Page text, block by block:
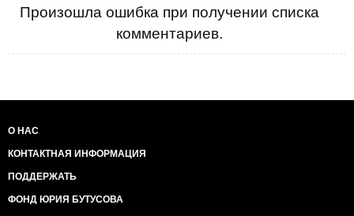
Произошла ошибка при получении списка
комментариев.
О НАС
КОНТАКТНАЯ ИНФОРМАЦИЯ
ПОДДЕРЖАТЬ
ФОНД ЮРИЯ БУТУСОВА